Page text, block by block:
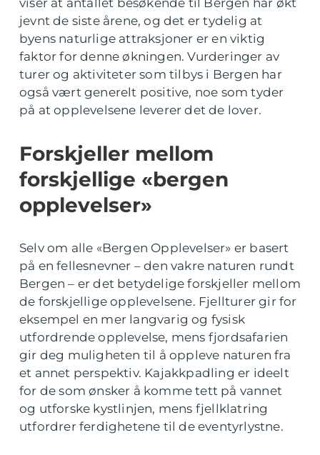
jevnt de siste årene, og det er tydelig at
byens naturlige attraksjoner er en viktig
faktor for denne økningen. Vurderinger av
turer og aktiviteter som tilbys i Bergen har
også vært generelt positive, noe som tyder
på at opplevelsene leverer det de lover.
Forskjeller mellom
forskjellige «bergen
opplevelser»
Selv om alle «Bergen Opplevelser» er basert
på en fellesnevner – den vakre naturen rundt
Bergen – er det betydelige forskjeller mellom
de forskjellige opplevelsene. Fjellturer gir for
eksempel en mer langvarig og fysisk
utfordrende opplevelse, mens fjordsafarien
gir deg muligheten til å oppleve naturen fra
et annet perspektiv. Kajakkpadling er ideelt
for de som ønsker å komme tett på vannet
og utforske kystlinjen, mens fjellklatring
utfordrer ferdighetene til de eventyrlystne.